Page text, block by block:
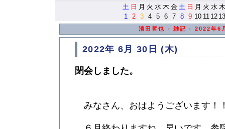
土 日 月 火 水 木 金 土 日 月 火 水 木
1
2 3 4 5 6 7 8 9 10 11 12 13
清田哲也 - 雑記 - 2022年6
2022年 6月 30日 (木)
閉会しました。
みなさん、おはようございます！